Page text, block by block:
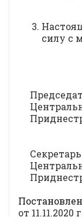
силу с
Е. А.
Секретарь
Г. О.
от 11.11.2020